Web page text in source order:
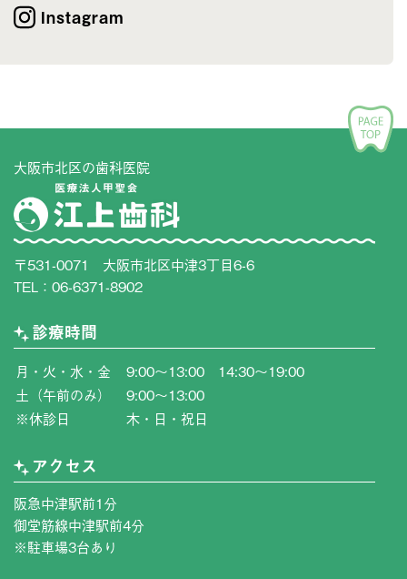
Instagram
大阪市北区の歯科医院
〒531-0071 大阪市北区中津3丁目6-6
TEL： 06-6371-8902
診療時間
月・火・水・金
9:00〜13:00 14:30〜19:00
土（午前のみ）
9:00〜13:00
※休診日
木・日・祝日
アクセス
阪急中津駅前1分
御堂筋線中津駅前4分
※駐車場3台あり